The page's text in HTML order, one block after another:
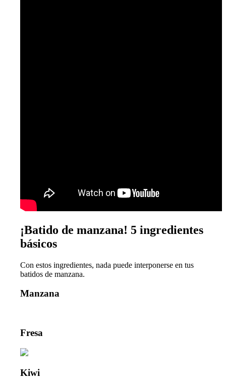
¡Batido de manzana! 5 ingredientes
básicos
Con estos ingredientes, nada puede interponerse en tus
batidos de manzana.
Manzana
Fresa
Kiwi